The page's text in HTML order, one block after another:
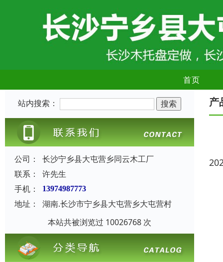
首页
站内搜索：
公司：
长沙宁乡县大屯营乡同云木工厂
联系：
许先生
手机：
13974987773
地址：
湖南.长沙市宁乡县大屯营乡大屯营村
本站共被浏览过 10026768 次
产